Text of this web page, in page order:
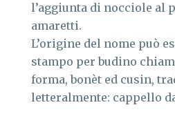
l’aggiunta di nocciole al
amaretti.
L’origine del nome può
stampo per budino
forma, bonèt ed cusin,
letteralmente: cappello